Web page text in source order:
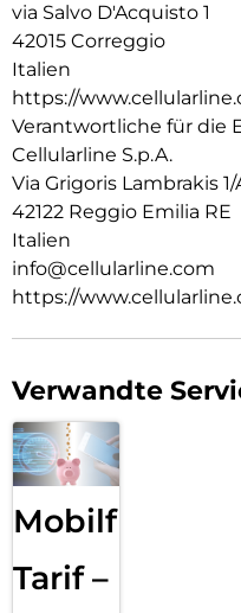
via Salvo D'Acquisto 1
42015 Correggio
Italien
https://
Verantwortliche für die
Cellularline S.p.A.
Via Grigoris Lambrakis 1/
42122 Reggio Emilia RE
Italien
info@cellularline.com
https://
Verwandte
Mobilfunk
Tarif –